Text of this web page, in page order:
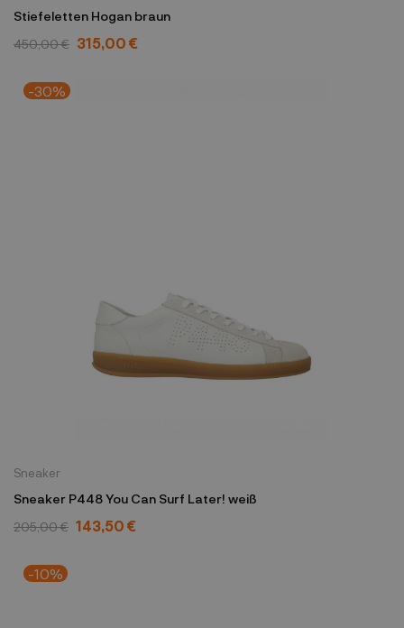
Stiefeletten Hogan braun
450,00 € 315,00 €
-30%
Sneaker
Sneaker P448 You Can Surf Later! weiß
205,00 € 143,50 €
-10%